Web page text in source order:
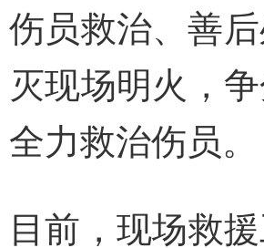
伤员救治、善
灭现场明火，
全力救治伤员。
目前，现场救